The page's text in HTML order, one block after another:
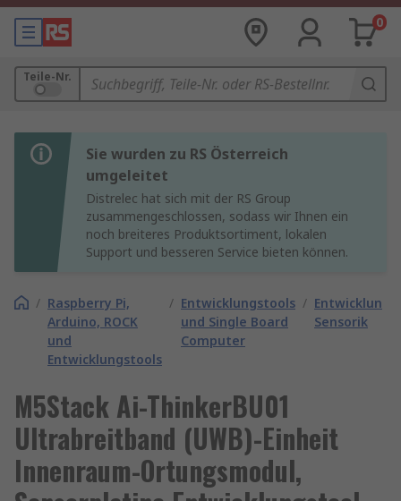
0
Teile-Nr.
Sie wurden zu RS Österreich
umgeleitet
Distrelec hat sich mit der RS Group
zusammengeschlossen, sodass wir Ihnen ein
noch breiteres Produktsortiment, lokalen
Support und besseren Service bieten können.
/ Raspberry Pi,
Arduino, ROCK
und
Entwicklungstools
/ Entwicklungstools
und Single Board
Computer
/
Sensorik
M5Stack Ai-ThinkerBU01
Ultrabreitband (UWB)-Einheit
Innenraum-Ortungsmodul,